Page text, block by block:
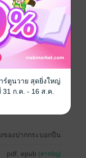
อนไว้
ระจำตัว 8813 นาย
ค่ในห้อง
”
ของปากกระบอกปืน
pdf, epub (สารบัญ)
ร์ตูนวาย สุดยิ่งใหญ่
ก.ค. - 16 ส.ค.